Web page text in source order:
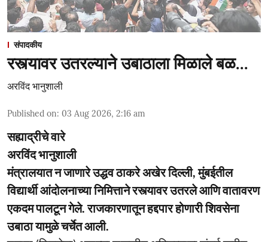
संपादकीय
रस्त्यावर उतरल्याने उबाठाला मिळाले बळ...
अरविंद भानुशाली
Published on: 03 Aug 2026, 2:16 am
सह्याद्रीचे वारे
अरविंद भानुशाली
मंत्रालयात न जाणारे उद्धव ठाकरे अखेर दिल्ली, मुंबईतील
विद्यार्थी आंदोलनाच्या निमित्ताने रस्त्यावर उतरले आणि वातावरण
एकदम पालटून गेले. राजकारणातून हद्दपार होणारी शिवसेना
उबाठा यामुळे चर्चेत आली.